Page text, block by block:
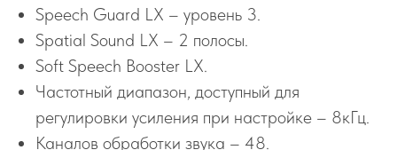
Speech Guard LX – уровень 3.
Spatial Sound LX – 2 полосы.
Soft Speech Booster LX.
Частотный диапазон, доступный для
регулировки усиления при настройке – 8кГц.
Каналов обработки звука – 48.